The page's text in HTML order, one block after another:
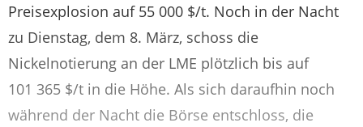
Preisexplosion auf 55 000 $/t. Noch in der Nacht
zu Dienstag, dem 8. März, schoss die
Nickelnotierung an der LME plötzlich bis auf
101 365 $/t in die Höhe. Als sich daraufhin noch
während der Nacht die Börse entschloss, die